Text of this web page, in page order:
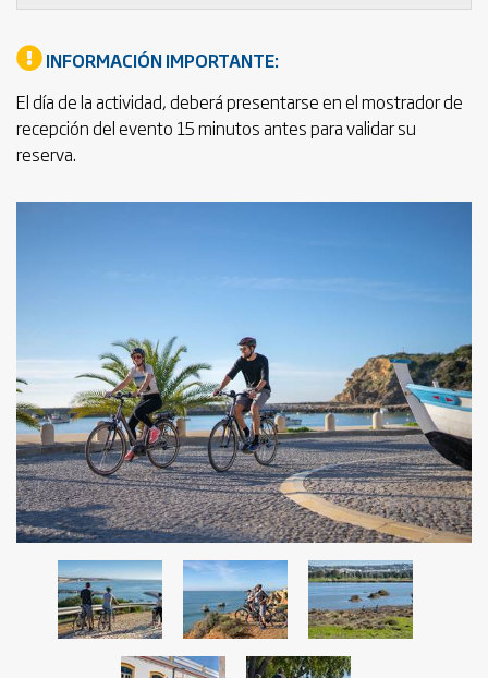
INFORMACIÓN IMPORTANTE:
El día de la actividad, deberá presentarse en el mostrador de
recepción del evento 15 minutos antes para validar su
reserva.